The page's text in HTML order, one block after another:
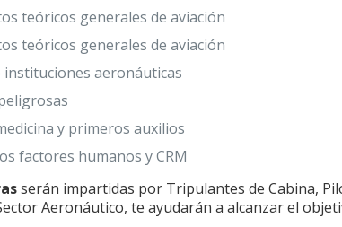
teóricos generales de aviación
teóricos generales de aviación
aeronáuticas
y primeros auxilios
factores humanos y CRM
serán impartidas por Tripulantes de Cabina,
Aeronáutico, te ayudarán a alcanzar el